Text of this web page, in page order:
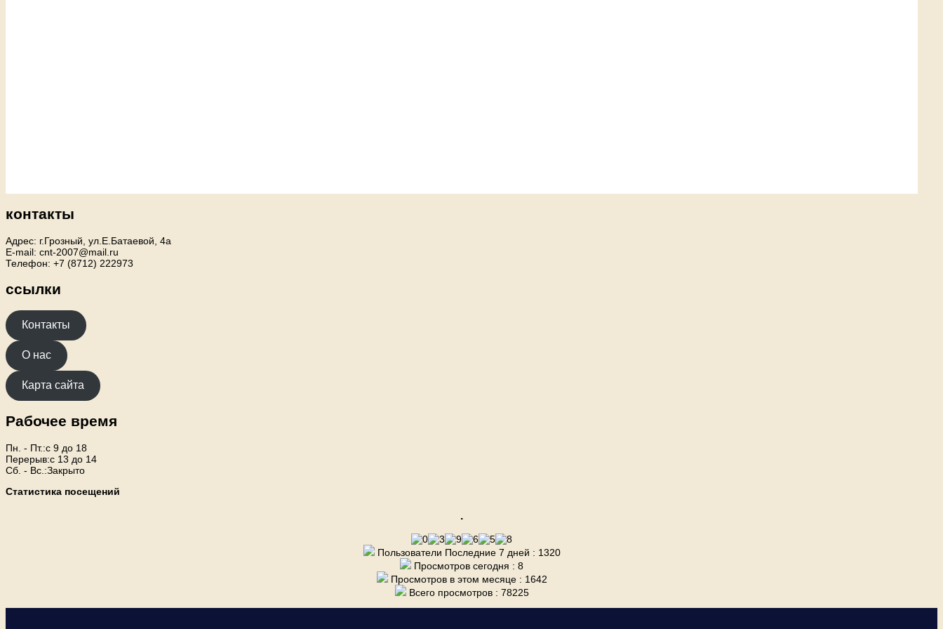
контакты
Адрес: г.Грозный, ул.Е.Батаевой, 4а
E-mail: cnt-2007@mail.ru
Телефон: +7 (8712) 222973
ссылки
Контакты
О нас
Карта сайта
Рабочее время
Пн. - Пт.:с 9 до 18
Перерыв:с 13 до 14
Сб. - Вс.:Закрыто
Статистика посещений
Пользователи Последние 7 дней : 1320
Просмотров сегодня : 8
Просмотров в этом месяце : 1642
Всего просмотров : 78225